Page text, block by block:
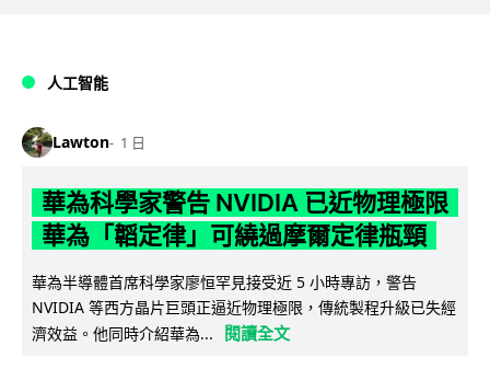
人工智能
Lawton 1 日
華為科學家警告 NVIDIA 已近物理極限
華為「韜定律」可繞過摩爾定律瓶頸
華為半導體首席科學家廖恒罕見接受近 5 小時專訪，警告
NVIDIA 等西方晶片巨頭正逼近物理極限，傳統製程升級已失經
濟效益。他同時介紹華為...
閱讀全文